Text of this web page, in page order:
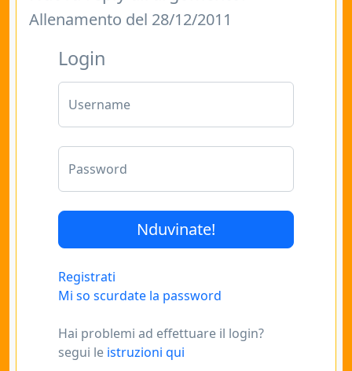
Allenamento del 28/12/2011
Login
Username
Password
Registrati
Mi so scurdate la password
Hai problemi ad effettuare il login?
segui le istruzioni qui